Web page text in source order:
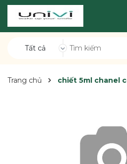
Tất cả
Trang chủ chiết 5ml chanel